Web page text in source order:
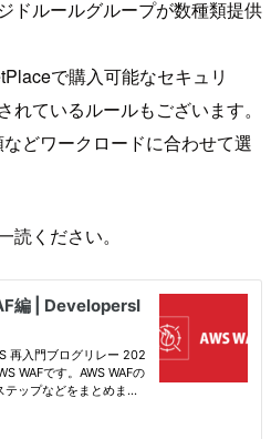
ドルールグループが数種類提供
で購入可能なセキュリ
ているルールもございます。
どワークロードに合わせて選
ください。